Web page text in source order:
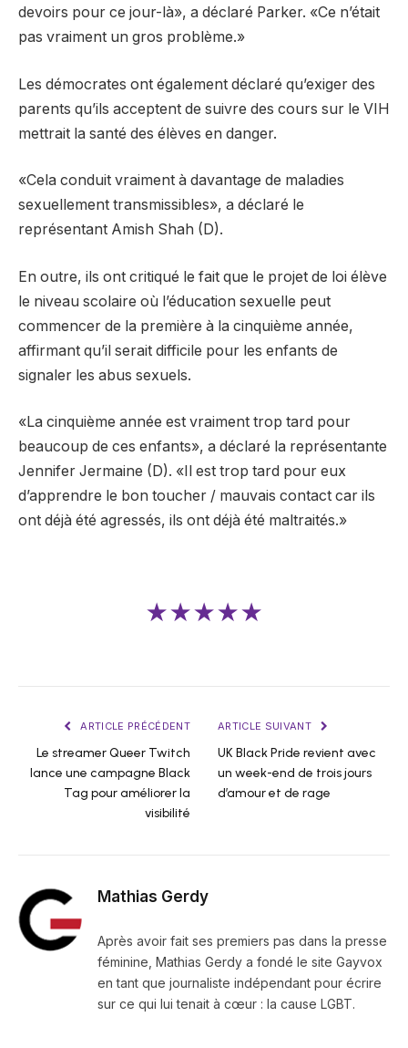
devoirs pour ce jour-là», a déclaré Parker. «Ce n’était
pas vraiment un gros problème.»
Les démocrates ont également déclaré qu’exiger des
parents qu’ils acceptent de suivre des cours sur le VIH
mettrait la santé des élèves en danger.
«Cela conduit vraiment à davantage de maladies
sexuellement transmissibles», a déclaré le
représentant Amish Shah (D).
En outre, ils ont critiqué le fait que le projet de loi élève
le niveau scolaire où l’éducation sexuelle peut
commencer de la première à la cinquième année,
affirmant qu’il serait difficile pour les enfants de
signaler les abus sexuels.
«La cinquième année est vraiment trop tard pour
beaucoup de ces enfants», a déclaré la représentante
Jennifer Jermaine (D). «Il est trop tard pour eux
d’apprendre le bon toucher / mauvais contact car ils
ont déjà été agressés, ils ont déjà été maltraités.»
★★★★★
ARTICLE PRÉCÉDENT
Le streamer Queer Twitch
lance une campagne Black
Tag pour améliorer la
visibilité
ARTICLE SUIVANT
UK Black Pride revient avec
un week-end de trois jours
d’amour et de rage
Mathias Gerdy
Après avoir fait ses premiers pas dans la presse
féminine, Mathias Gerdy a fondé le site Gayvox
en tant que journaliste indépendant pour écrire
sur ce qui lui tenait à cœur : la cause LGBT.